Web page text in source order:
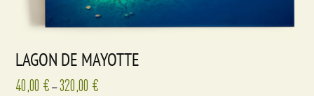
LAGON DE MAYOTTE
40,00 € –320,00 €